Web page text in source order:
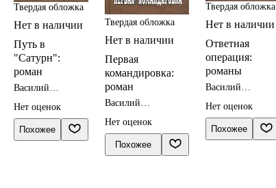
Твердая обложка
Нет в наличии
Путь в
"Сатурн":
роман
Василий
Нет оценок
Похожее
Твердая обложка
Нет в наличии
Первая
командировка:
роман
Василий
Нет оценок
Похожее
Твердая обложка
Нет в наличии
Ответная
операция:
романы
Василий
Нет оценок
Похожее